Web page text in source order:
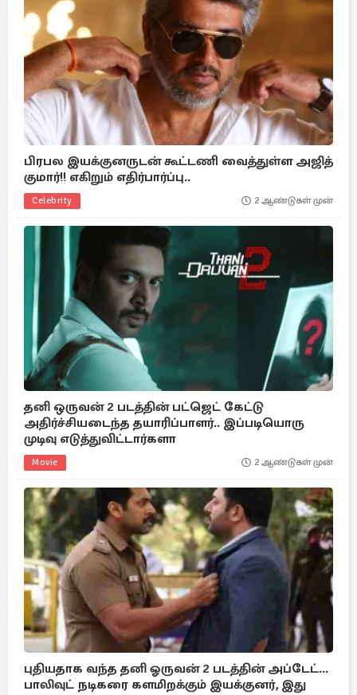
பிரபல இயக்குனருடன் கூட்டணி வைத்துள்ள அஜித்
குமார்!! எகிறும் எதிர்பார்ப்பு..
Celebrity 2 ஆண்டுகள் முன்
தனி ஒருவன் 2 படத்தின் பட்ஜெட் கேட்டு
அதிர்ச்சியடைந்த தயாரிப்பாளர்.. இப்படியொரு
முடிவு எடுத்துவிட்டார்களா
Movie 2 ஆண்டுகள் முன்
புதியதாக வந்த தனி ஓருவன் 2 படத்தின் அப்டேட்...
பாலிவுட் நடிகரை களமிறக்கும் இயக்குனர், இது